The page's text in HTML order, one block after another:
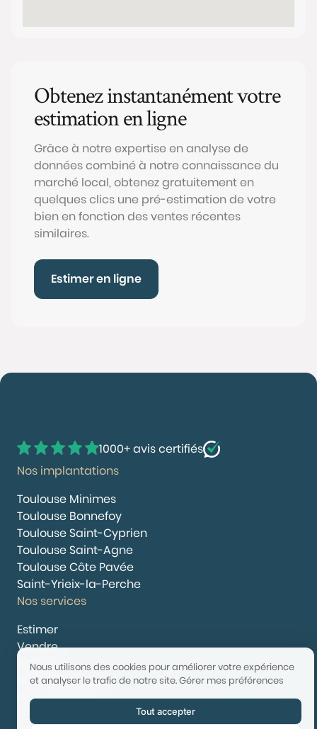
Obtenez instantanément votre
estimation en ligne
Grâce à notre expertise en analyse de
données combiné à notre connaissance du
marché local, obtenez gratuitement en
quelques clics une pré-estimation de votre
bien en fonction des ventes récentes
similaires.
Estimer en ligne
1000+ avis certifiés
Nos implantations
Toulouse Minimes
Toulouse Bonnefoy
Toulouse Saint-Cyprien
Toulouse Saint-Agne
Toulouse Côte Pavée
Saint-Yrieix-la-Perche
Nos services
Estimer
Vendre
Acheter
Nous rejoindre
Nous contacter
© 2025 Booster Immobilier | Tech & Website powered by
Nous utilisons des cookies pour améliorer votre expérience
et analyser le trafic de notre site.Gérer mes préférences
Tout accepter